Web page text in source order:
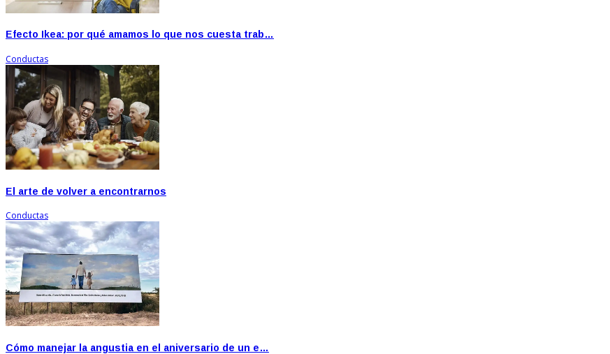
Efecto Ikea: por qué amamos lo que nos cuesta trab…
Conductas
El arte de volver a encontrarnos
Conductas
Cómo manejar la angustia en el aniversario de un e…